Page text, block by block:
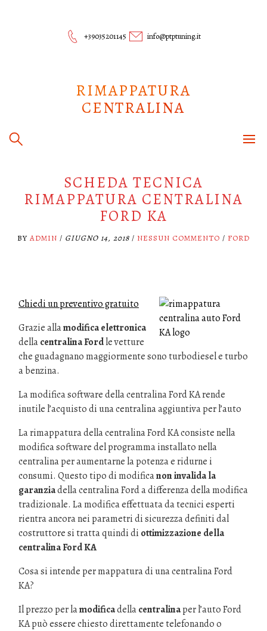
+39035201145 info@ptptuning.it
RIMAPPATURA
CENTRALINA
SCHEDA TECNICA
RIMAPPATURA CENTRALINA
FORD KA
BY ADMIN / GIUGNO 14, 2018 / NESSUN COMMENTO / FORD
Chiedi un preventivo gratuito
Grazie allamodifica elettronica
dellacentralina Fordle vetture
che guadagnano maggiormente sono turbodiesel e turbo
a benzina.
La modifica software della centralina Ford KA rende
inutile l’acquisto di una centralina aggiuntiva per l’auto
La rimappatura della centralina Ford KA consiste nella
modifica software del programma installato nella
centralina per aumentarne la potenza e ridurne i
consumi. Questo tipo di modificanon invalida la
garanziadella centralina Ford a differenza della modifica
tradizionale. La modifica effettuata da tecnici esperti
rientra ancora nei parametri di sicurezza definiti dal
costruttore si tratta quindi di ottimizzazione della
centralina Ford KA
Cosa si intende per mappatura di una centralina Ford
KA?
Il prezzo per lamodificadellacentralinaper l’auto Ford
KA può essere chiesto direttamente telefonando o